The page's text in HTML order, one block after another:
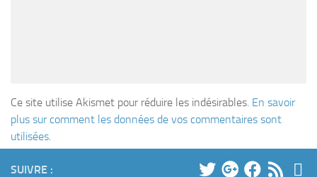
Ce site utilise Akismet pour réduire les indésirables. En savoir
plus sur comment les données de vos commentaires sont
utilisées
SUIVRE :